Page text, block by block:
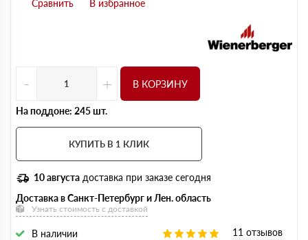
- + В КОРЗИНУ
На поддоне: 245 шт.
КУПИТЬ В 1 КЛИК
10 августа доставка при заказе сегодня
Доставка в Санкт-Петербург и Лен. область
Узнать стоимость с доставкой
В наличии 11 отзывов